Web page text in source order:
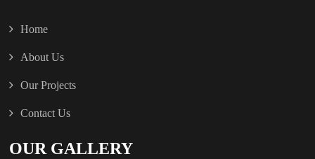
Home
About Us
Our Projects
Contact Us
OUR GALLERY